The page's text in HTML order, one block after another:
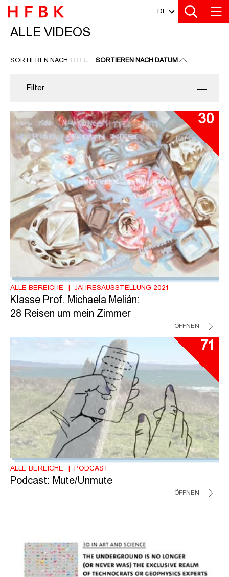
Zu den Filtern
Zur Metanavigation
Zur Hauptnavigation
Zur Suche
Zum Inhalt
Zum Seitenfuss DE
ALLE VIDEOS
ALLE VIDEOS
SORTIEREN NACH TITEL SORTIEREN NACH DATUM
Filter
30
ALLE BEREICHE JAHRESAUSSTELLUNG 2021
Klasse Prof. Michaela Melián:
28 Reisen um mein Zimmer
ÖFFNEN
71
ALLE BEREICHE PODCAST
Podcast: Mute/Unmute
ÖFFNEN